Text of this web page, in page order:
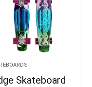
Skateboard